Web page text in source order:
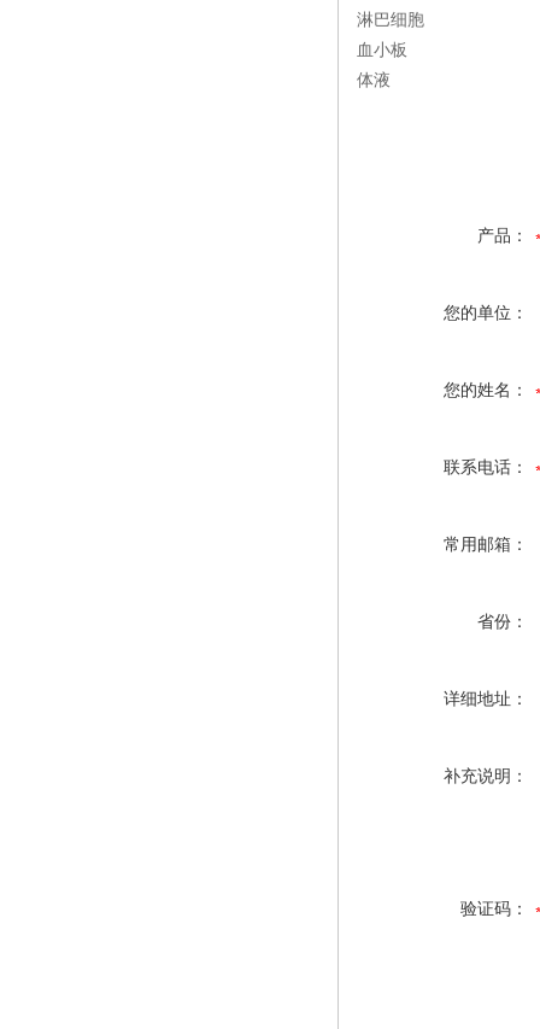
淋巴细胞
血小板
体液
产品：
您的单位：
您的姓名：
联系电话：
常用邮箱：
省份：
详细地址：
补充说明：
验证码：